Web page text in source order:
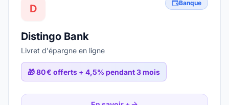
D Banque
Distingo Bank
Livret d'épargne en ligne
🎁80 € offerts + 4,5% pendant 3 mois